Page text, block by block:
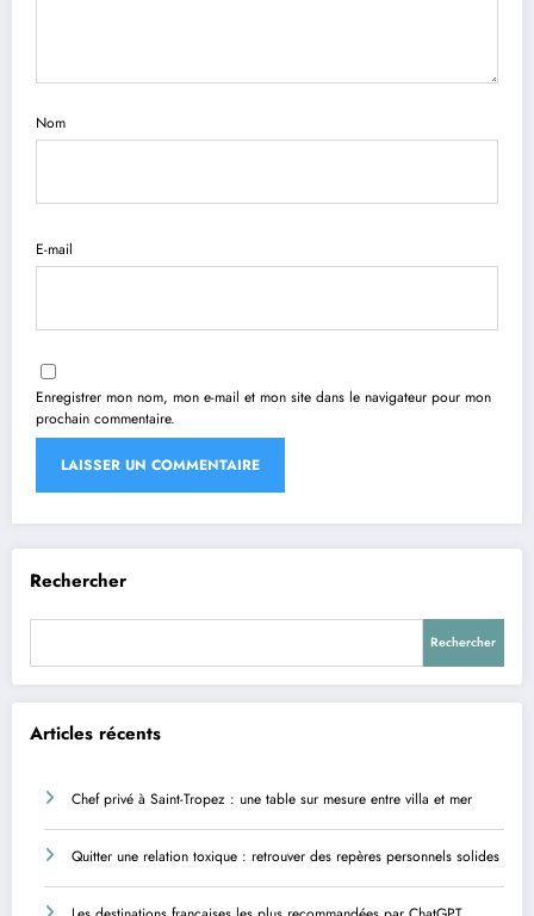
Nom
E-mail
Enregistrer mon nom, mon e-mail et mon site dans le navigateur pour mon
prochain commentaire.
Rechercher
Rechercher
Articles récents
Chef privé à Saint-Tropez : une table sur mesure entre villa et mer
Quitter une relation toxique : retrouver des repères personnels solides